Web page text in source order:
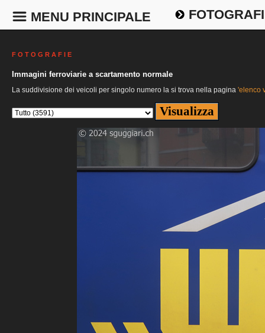
MENU PRINCIPALE
F O T O G R A F I E
Immagini ferroviarie a scartamento normale
La suddivisione dei veicoli per singolo numero la si trova nella pagina 'elenco